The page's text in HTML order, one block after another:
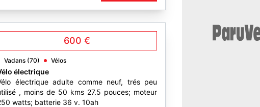
600 €
Vadans (70) Vélos
électrique
électrique adulte comme neuf, trés peu
, moins de 50 kms 27.5 pouces; moteur
watts; batterie 36 v. 10ah